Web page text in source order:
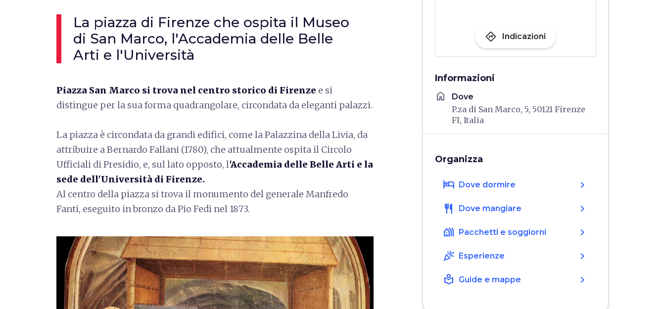
La piazza di Firenze che ospita il Museo
di San Marco, l'Accademia delle Belle
Arti e l'Università
Piazza San Marco si trova nel centro storico di Firenze e si
distingue per la sua forma quadrangolare, circondata da eleganti palazzi.
La piazza è circondata da grandi edifici, come la Palazzina della Livia, da
attribuire a Bernardo Fallani (1780), che attualmente ospita il Circolo
Ufficiali di Presidio, e, sul lato opposto, l'Accademia delle Belle Arti e la
sede dell'Università di Firenze.
Al centro della piazza si trova il monumento del generale Manfredo
Fanti, eseguito in bronzo da Pio Fedi nel 1873.
directions Indicazioni
Informazioni
home Dove
P.za di San Marco, 5, 50121 Firenze
FI, Italia
Organizza
hotel Dove dormire chevron_right
restaurant Dove mangiare chevron_right
holiday_village Pacchetti e soggiorni chevron_right
celebration Esperienze chevron_right
local_library Guide e mappe chevron_right